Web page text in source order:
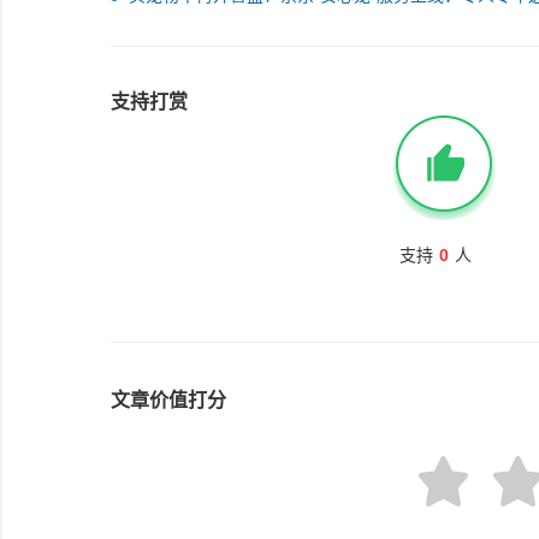
支持打赏
支持 0 人
文章价值打分